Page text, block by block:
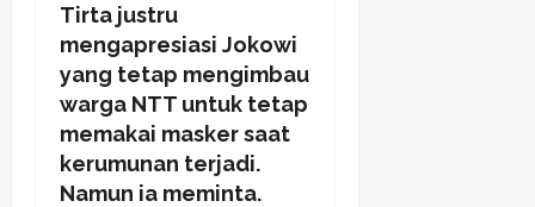
Tirta justru
mengapresiasi Jokowi
yang tetap mengimbau
warga NTT untuk tetap
memakai masker saat
kerumunan terjadi.
Namun ia meminta.